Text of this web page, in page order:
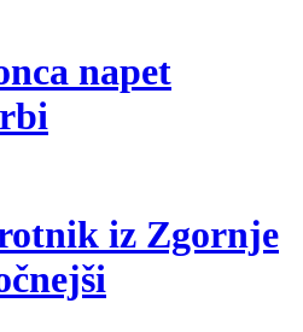
napet
iz Zgornje